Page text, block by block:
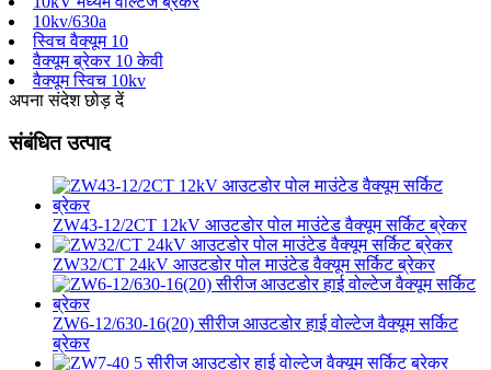
10kv/630a
स्विच वैक्यूम 10
वैक्यूम ब्रेकर 10 केवी
वैक्यूम स्विच 10kv
अपना संदेश छोड़ दें
संबंधित उत्पाद
ZW43-12/2CT 12kV आउटडोर पोल माउंटेड वैक्यूम सर्किट ब्रेकर
ZW32/CT 24kV आउटडोर पोल माउंटेड वैक्यूम सर्किट ब्रेकर
ZW6-12/630-16(20) सीरीज आउटडोर हाई वोल्टेज वैक्यूम सर्किट
ब्रेकर